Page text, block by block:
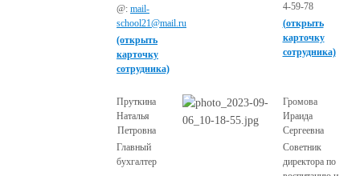
@: mail-
school21@mail.ru
(открыть
карточку
сотрудника)
4-59-78
(открыть
карточку
сотрудника)
Пруткина
Наталья
Петровна
Главный
бухгалтер
Громова
Ираида
Сергеевна
Советник
директора по